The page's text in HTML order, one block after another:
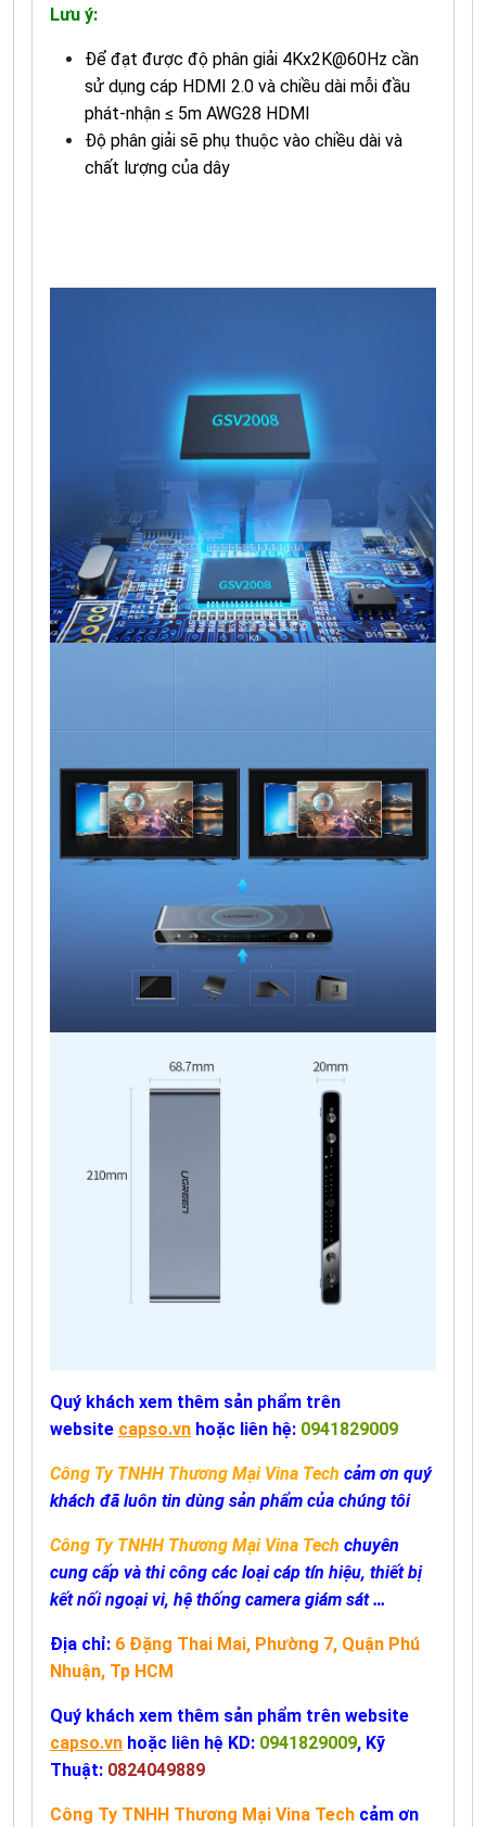
Lưu ý:
Để đạt được độ phân giải 4Kx2K@60Hz cần
sử dụng cáp HDMI 2.0 và chiều dài mỗi đầu
phát-nhận ≤ 5m AWG28 HDMI
Độ phân giải sẽ phụ thuộc vào chiều dài và
chất lượng của dây
Quý khách xem thêm sản phẩm trên
website capso.vn hoặc liên hệ: 0941829009
Công Ty TNHH Thương Mại Vina Tech cảm ơn quý
khách đã luôn tin dùng sản phẩm của chúng tôi
Công Ty TNHH Thương Mại Vina Tech chuyên
cung cấp và thi công các loại cáp tín hiệu, thiết bị
kết nối ngoại vi, hệ thống camera giám sát …
Địa chỉ: 6 Đặng Thai Mai, Phường 7, Quận Phú
Nhuận, Tp HCM
Quý khách xem thêm sản phẩm trên website
capso.vn hoặc liên hệ KD: 0941829009, Kỹ
Thuật: 0824049889
Công Ty TNHH Thương Mại Vina Tech cảm ơn